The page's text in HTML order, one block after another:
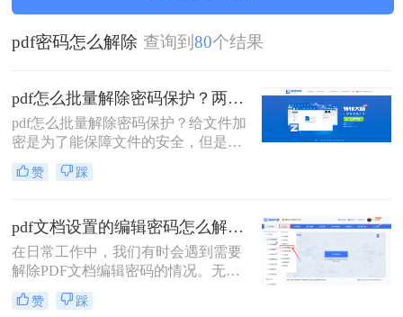
pdf密码怎么解除 查询到80个结果
pdf怎么批量解除密码保护？两个方法教你批量解除密码
pdf怎么批量解除密码保护？给文件加
密是为了能保障文件的安全，但是如
果我们需要快速打开一些PDF文件的
话，必须先将文件解密，但是想顺利
些专业的工具的，今天给大家推荐
PDF解密工具。
赞 踩
pdf文档设置的编辑密码怎么解除？分享二种常用解除方式！
在日常工作中，我们有时会遇到需要
解除PDF文档编辑密码的情况。无论
是为了方便查阅还是为了进一步编
辑，了解如何安全有效地解除PDF文
赞 踩